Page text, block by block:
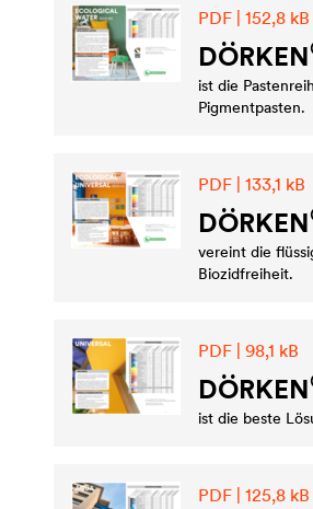
PDF | 152,8 kB
DÖRKEN
ist die
Pigmentpasten.
PDF | 133,1 kB
DÖRKEN
vereint die
Biozidfreiheit.
PDF | 98,1 kB
DÖRKEN
ist die beste
PDF | 125,8 kB